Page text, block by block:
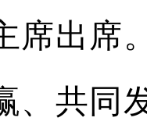
席出席
、共同